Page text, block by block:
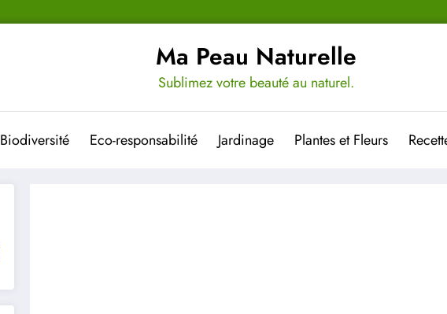
Ma Peau Naturelle
Sublimez votre beauté au naturel.
Biodiversité Eco-responsabilité Jardinage Plantes et Fleurs